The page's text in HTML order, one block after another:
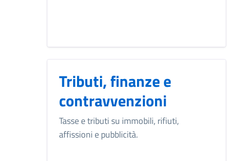
Tributi, finanze e
contravvenzioni
Tasse e tributi su immobili, rifiuti,
affissioni e pubblicità.